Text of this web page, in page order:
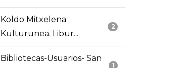
2
Koldo Mitxelena
Kulturunea. Libur...
1
Bibliotecas-Usuarios- San